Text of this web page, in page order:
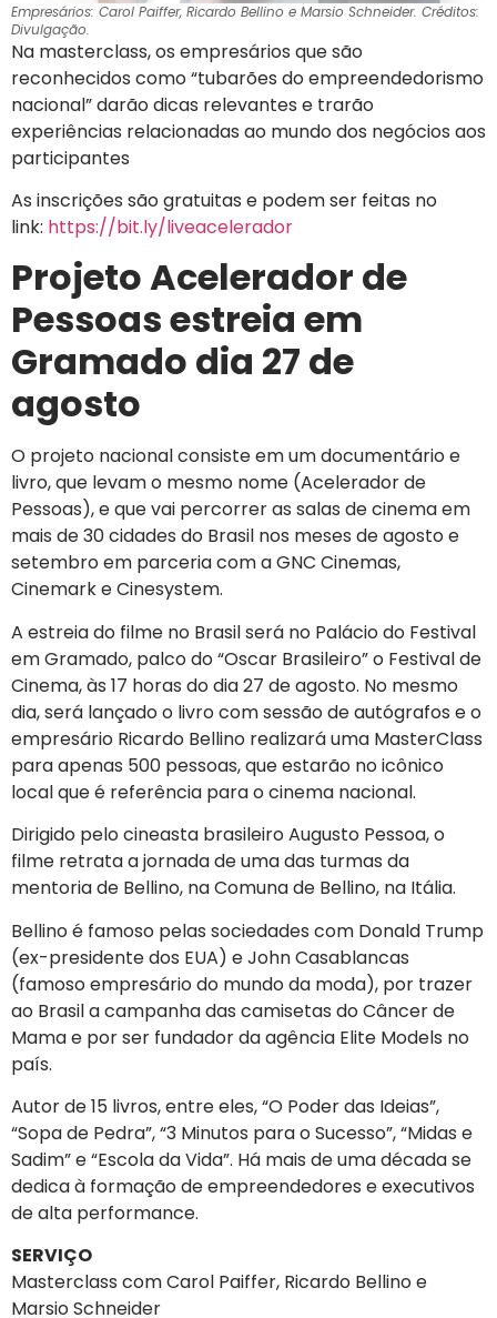
Empresários: Carol Paiffer, Ricardo Bellino e Marsio Schneider. Créditos:
Divulgação.
Na masterclass, os empresários que são
reconhecidos como “tubarões do empreendedorismo
nacional” darão dicas relevantes e trarão
experiências relacionadas ao mundo dos negócios aos
participantes
As inscrições são gratuitas e podem ser feitas no
link: https://bit.ly/liveacelerador
Projeto Acelerador de
Pessoas estreia em
Gramado dia 27 de
agosto
O projeto nacional consiste em um documentário e
livro, que levam o mesmo nome (Acelerador de
Pessoas), e que vai percorrer as salas de cinema em
mais de 30 cidades do Brasil nos meses de agosto e
setembro em parceria com a GNC Cinemas,
Cinemark e Cinesystem.
A estreia do filme no Brasil será no Palácio do Festival
em Gramado, palco do “Oscar Brasileiro” o Festival de
Cinema, às 17 horas do dia 27 de agosto. No mesmo
dia, será lançado o livro com sessão de autógrafos e o
empresário Ricardo Bellino realizará uma MasterClass
para apenas 500 pessoas, que estarão no icônico
local que é referência para o cinema nacional.
Dirigido pelo cineasta brasileiro Augusto Pessoa, o
filme retrata a jornada de uma das turmas da
mentoria de Bellino, na Comuna de Bellino, na Itália.
Bellino é famoso pelas sociedades com Donald Trump
(ex-presidente dos EUA) e John Casablancas
(famoso empresário do mundo da moda), por trazer
ao Brasil a campanha das camisetas do Câncer de
Mama e por ser fundador da agência Elite Models no
país.
Autor de 15 livros, entre eles, “O Poder das Ideias”,
“Sopa de Pedra”, “3 Minutos para o Sucesso”, “Midas e
Sadim” e “Escola da Vida”. Há mais de uma década se
dedica à formação de empreendedores e executivos
de alta performance.
SERVIÇO
Masterclass com Carol Paiffer, Ricardo Bellino e
Marsio Schneider